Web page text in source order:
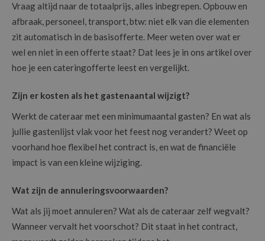
Vraag altijd naar de totaalprijs, alles inbegrepen. Opbouw en
afbraak, personeel, transport, btw: niet elk van die elementen
zit automatisch in de basisofferte. Meer weten over wat er
wel en niet in een offerte staat? Dat lees je in ons artikel over
hoe je een cateringofferte leest en vergelijkt.
Zijn er kosten als het gastenaantal wijzigt?
Werkt de cateraar met een minimumaantal gasten? En wat als
jullie gastenlijst vlak voor het feest nog verandert? Weet op
voorhand hoe flexibel het contract is, en wat de financiële
impact is van een kleine wijziging.
Wat zijn de annuleringsvoorwaarden?
Wat als jij moet annuleren? Wat als de cateraar zelf wegvalt?
Wanneer vervalt het voorschot? Dit staat in het contract,